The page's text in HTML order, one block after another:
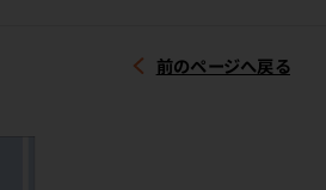
前のページへ戻る